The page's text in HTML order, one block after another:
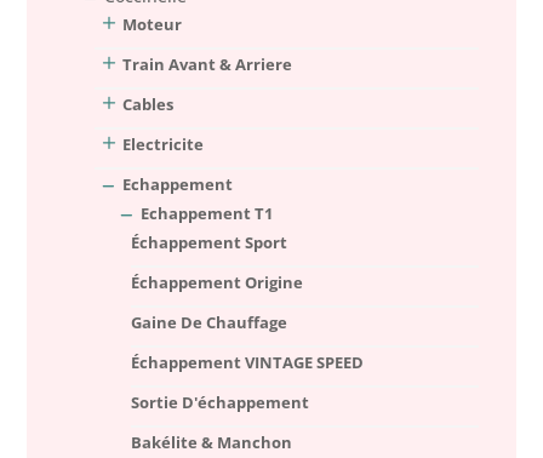
Moteur
Train Avant & Arriere
Cables
Electricite
Echappement
Echappement T1
Échappement Sport
Échappement Origine
Gaine De Chauffage
Échappement VINTAGE SPEED
Sortie D'échappement
Bakélite & Manchon